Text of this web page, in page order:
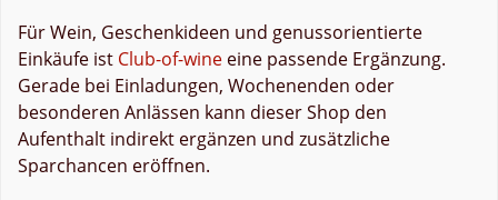
Für Wein, Geschenkideen und genussorientierte
Einkäufe ist Club-of-wine eine passende Ergänzung.
Gerade bei Einladungen, Wochenenden oder
besonderen Anlässen kann dieser Shop den
Aufenthalt indirekt ergänzen und zusätzliche
Sparchancen eröffnen.